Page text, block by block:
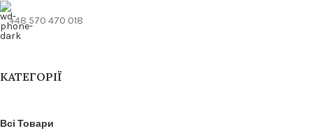
+48 570 470 018
КАТЕГОРІЇ
Всі Товари